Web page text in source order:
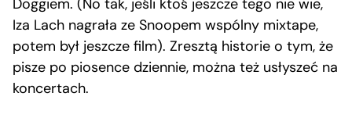
Doggiem. (No tak, jeśli ktoś jeszcze tego nie wie,
Iza Lach nagrała ze Snoopem wspólny mixtape,
potem był jeszcze film). Zresztą historie o tym, że
pisze po piosence dziennie, można też usłyszeć na
koncertach.